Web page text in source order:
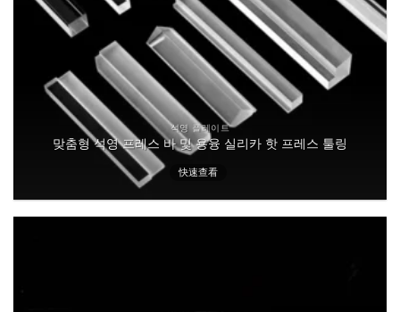
석영 플레이트
맞춤형 석영 프레스 바 및 용융 실리카 핫 프레스 툴링
快速查看